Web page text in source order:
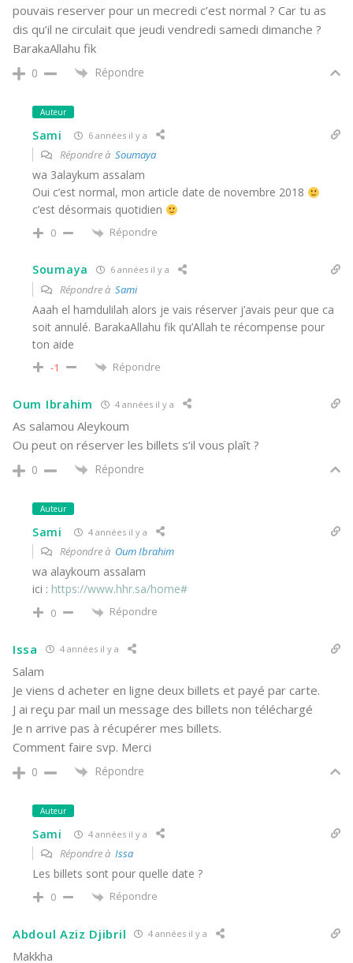
pouvais reserver pour un mecredi c’est normal ? Car tu as
dis qu’il ne circulait que jeudi vendredi samedi dimanche ?
BarakaAllahu fik
0 Répondre
Auteur
Sami 6 années il y a
Répondre à Soumaya
wa 3alaykum assalam
Oui c’est normal, mon article date de novembre 2018
c’est désormais quotidien
0 Répondre
Soumaya 6 années il y a
Répondre à Sami
Aaah el hamdulilah alors je vais réserver j’avais peur que ca
soit annulé. BarakaAllahu fik qu’Allah te récompense pour
ton aide
-1 Répondre
Oum Ibrahim 4 années il y a
As salamou Aleykoum
Ou peut on réserver les billets s’il vous plaît ?
0 Répondre
Auteur
Sami 4 années il y a
Répondre à Oum Ibrahim
wa alaykoum assalam
ici : https://www.hhr.sa/home#
0 Répondre
Issa 4 années il y a
Salam
Je viens d acheter en ligne deux billets et payé par carte.
J ai reçu par mail un message des billets non téléchargé
Je n arrive pas à récupérer mes billets.
Comment faire svp. Merci
0 Répondre
Auteur
Sami 4 années il y a
Répondre à Issa
Les billets sont pour quelle date ?
0 Répondre
Abdoul Aziz Djibril 4 années il y a
Makkha